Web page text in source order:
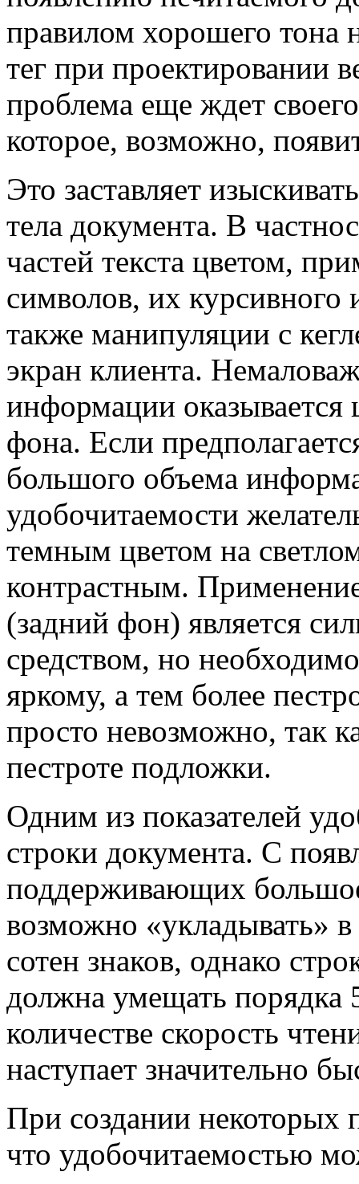
правилом хорошего тона
тег при проектировании
проблема еще ждет
которое, возможно,
Это заставляет
тела документа. B
частей текста цветом,
символов, их курсивного
также манипуляции с
экран клиента.
информации оказывается
фона. Если
большого объема
удобочитаемости
темным цветом на
контрастным.
(задний фон) является
средством, но
яркому, а тем более
просто невозможно, так
пестроте подложки.
Одним из показателей
строки документа. С
поддерживающих
возможно «укладывать»
сотен знаков, однако
должна умещать
количестве скорость
наступает значительно
При создании некоторых
что удобочитаемостью